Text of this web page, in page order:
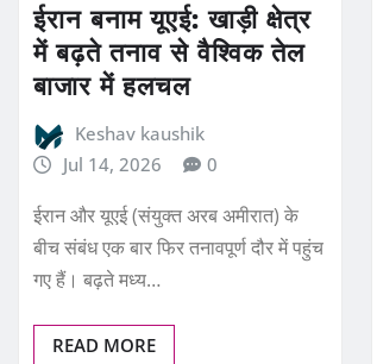
ईरान बनाम यूएई: खाड़ी क्षेत्र
में बढ़ते तनाव से वैश्विक तेल
बाजार में हलचल
Keshav kaushik
Jul 14, 2026
0
ईरान और यूएई (संयुक्त अरब अमीरात) के
बीच संबंध एक बार फिर तनावपूर्ण दौर में पहुंच
गए हैं। बढ़ते मध्य…
READ MORE